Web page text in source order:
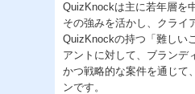
QuizKnockは主に若年層を
その強みを活かし、クライ
QuizKnockの持つ「難しい
アントに対して、ブランデ
かつ戦略的な案件を通じて
ンです。